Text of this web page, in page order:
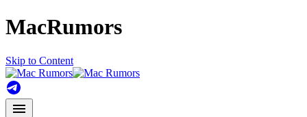
MacRumors
Skip to Content